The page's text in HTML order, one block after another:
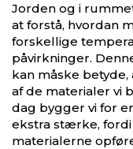
Jorden og i
at forstå, hvordan
forskellige
påvirkninger.
kan måske
af de materialer vi
dag bygger vi for
ekstra stærke, fordi
materialerne